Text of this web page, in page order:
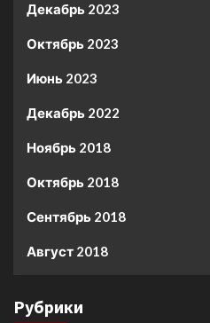
Декабрь 2023
Октябрь 2023
Июнь 2023
Декабрь 2022
Ноябрь 2018
Октябрь 2018
Сентябрь 2018
Август 2018
Рубрики